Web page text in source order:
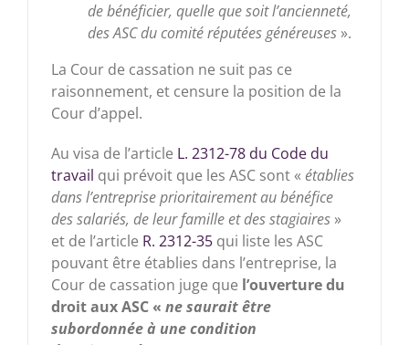
de bénéficier, quelle que soit l’ancienneté,
des ASC du comité réputées généreuses ».
La Cour de cassation ne suit pas ce
raisonnement, et censure la position de la
Cour d’appel.
Au visa de l’article L. 2312-78 du Code du
travail qui prévoit que les ASC sont « établies
dans l’entreprise prioritairement au bénéfice
des salariés, de leur famille et des stagiaires »
et de l’article R. 2312-35 qui liste les ASC
pouvant être établies dans l’entreprise, la
Cour de cassation juge que l’ouverture du
droit aux ASC « ne saurait être
subordonnée à une condition